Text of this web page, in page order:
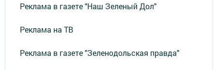
Реклама в газете "Наш Зеленый Дол"
Реклама на ТВ
Реклама в газете "Зеленодольская правда"